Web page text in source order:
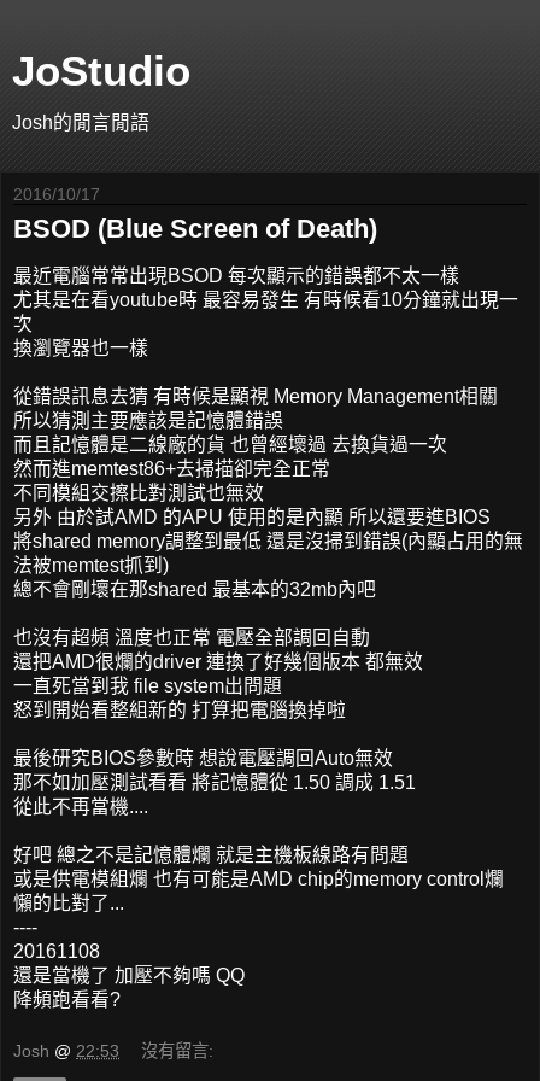
JoStudio
Josh的閒言閒語
2016/10/17
BSOD (Blue Screen of Death)
最近電腦常常出現BSOD 每次顯示的錯誤都不太一樣
尤其是在看youtube時 最容易發生 有時候看10分鐘就出現一
次
換瀏覽器也一樣
從錯誤訊息去猜 有時候是顯視 Memory Management相關
所以猜測主要應該是記憶體錯誤
而且記憶體是二線廠的貨 也曾經壞過 去換貨過一次
然而進memtest86+去掃描卻完全正常
不同模組交擦比對測試也無效
另外 由於試AMD 的APU 使用的是內顯 所以還要進BIOS
將shared memory調整到最低 還是沒掃到錯誤(內顯占用的無
法被memtest抓到)
總不會剛壞在那shared 最基本的32mb內吧
也沒有超頻 溫度也正常 電壓全部調回自動
還把AMD很爛的driver 連換了好幾個版本 都無效
一直死當到我 file system出問題
怒到開始看整組新的 打算把電腦換掉啦
最後研究BIOS參數時 想說電壓調回Auto無效
那不如加壓測試看看 將記憶體從 1.50 調成 1.51
從此不再當機....
好吧 總之不是記憶體爛 就是主機板線路有問題
或是供電模組爛 也有可能是AMD chip的memory control爛
懶的比對了...
----
20161108
還是當機了 加壓不夠嗎 QQ
降頻跑看看?
Josh @ 22:53 沒有留言: